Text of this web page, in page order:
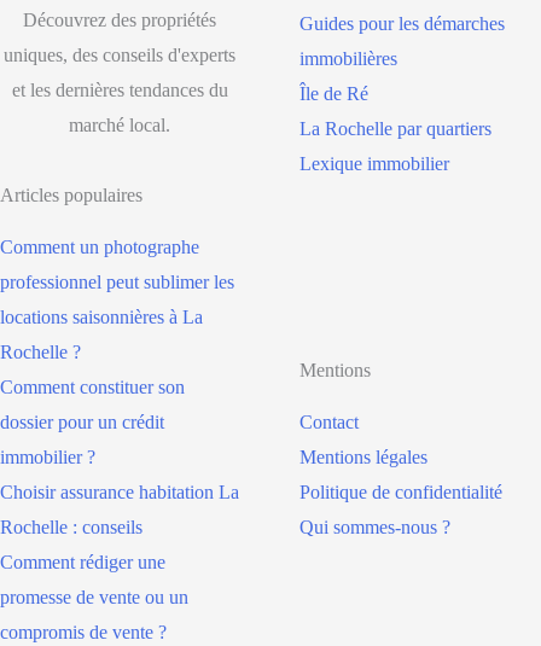
Découvrez des propriétés
uniques, des conseils d'experts
et les dernières tendances du
marché local.
Guides pour les démarches
immobilières
Île de Ré
La Rochelle par quartiers
Lexique immobilier
Articles populaires
Comment un photographe
professionnel peut sublimer les
locations saisonnières à La
Rochelle ?
Comment constituer son
dossier pour un crédit
immobilier ?
Choisir assurance habitation La
Rochelle : conseils
Comment rédiger une
promesse de vente ou un
compromis de vente ?
Mentions
Contact
Mentions légales
Politique de confidentialité
Qui sommes-nous ?